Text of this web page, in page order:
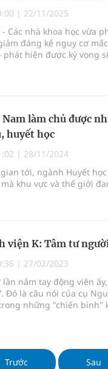
lượng thuốc
nóng, nhiệt độ cao nhất
| 22/11/2025
- Các nhà khoa học vừa
đáng kể nguy cơ
phát hiện được kỳ vọng
Nam làm chủ được
huyết học
| 28/11/2024
tới, ngành Huyết
khu vực và thế giới
viện K: Tâm tư
| 27/02/2023
lần nắm tay động viên
Đó là câu nói của cụ
những "chiến binh"
Trước Sau